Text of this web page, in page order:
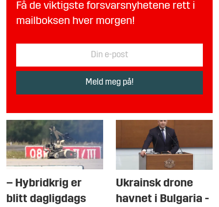
Få de viktigste forsvarsnyhetene rett i
mailboksen hver morgen!
– Hybridkrig er
blitt dagligdags
Ukrainsk drone
havnet i Bulgaria -